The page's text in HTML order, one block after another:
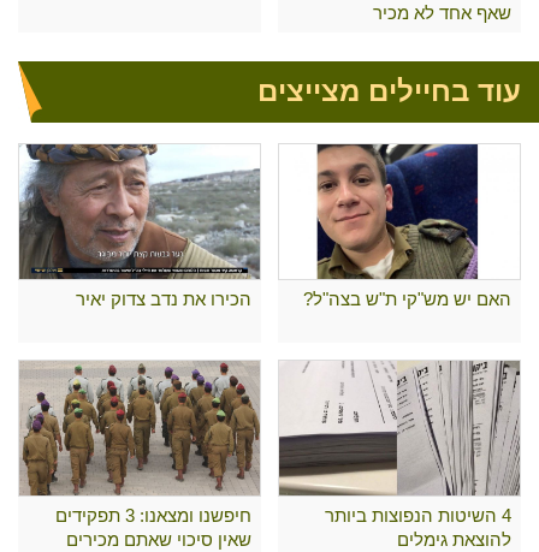
שאף אחד לא מכיר
עוד בחיילים מצייצים
האם יש מש"קי ת"ש בצה"ל? הכירו את נדב צדוק יאיר
4 השיטות הנפוצות ביותר
להוצאת גימלים
חיפשנו ומצאנו: 3 תפקידים
שאין סיכוי שאתם מכירים